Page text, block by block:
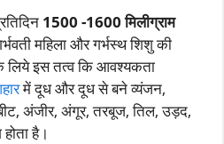
1500 -1600 मिलीग्राम
महिला और गर्भस्थ शिशु की
इस तत्व कि आवश्यकता
में दूध और दूध से बने व्यंजन,
अंजीर, अंगूर, तरबूज, तिल, उड़द,
है।